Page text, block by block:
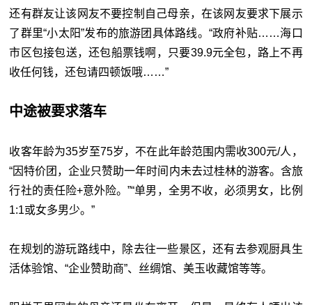
还有群友让该网友不要控制自己母亲，在该网友要求下展示
了群里“小太阳”发布的旅游团具体路线。“政府补贴……海口
市区包接包送，还包船票钱啊，只要39.9元全包，路上不再
收任何钱，还包请四顿饭哦……”
中途被要求落车
收客年龄为35岁至75岁，不在此年龄范围内需收300元/人，
“因特价团，企业只赞助一年时间内未去过桂林的游客。含旅
行社的责任险+意外险。”“单男，全男不收，必须男女，比例
1:1或女多男少。”
在规划的游玩路线中，除去往一些景区，还有去参观厨具生
活体验馆、“企业赞助商”、丝绸馆、美玉收藏馆等等。